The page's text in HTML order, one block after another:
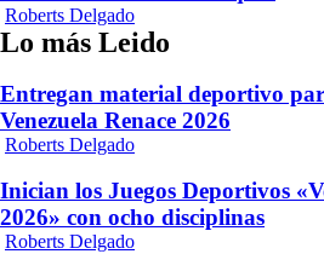
Roberts Delgado
Lo más Leido
Entregan material deportivo
Venezuela Renace 2026
Roberts Delgado
Inician los Juegos Deportivos
2026» con ocho disciplinas
Roberts Delgado